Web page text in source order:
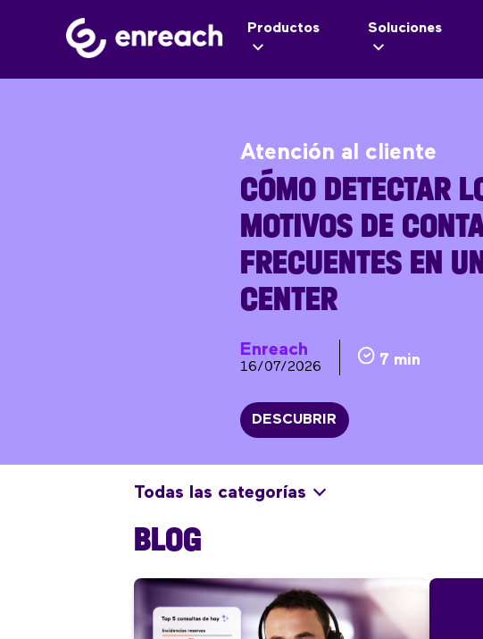
Productos Soluciones
Atención al cliente
CÓMO DETECTAR
MOTIVOS DE
FRECUENTES EN
CENTER
Enreach
16/07/2026 7 min
DESCUBRIR
Todas las categorías
BLOG